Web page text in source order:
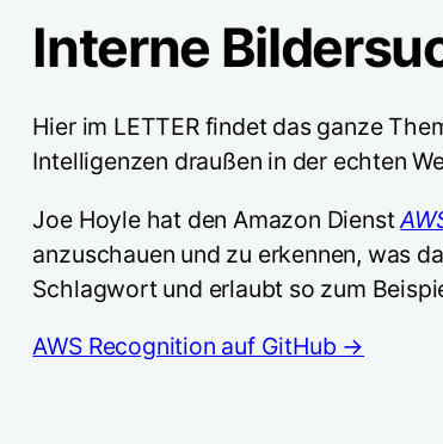
Interne
Hier im LETTER findet das ganze
Intelligenzen draußen in der echten
Joe Hoyle hat den Amazon Dienst
anzuschauen und zu erkennen, was
Schlagwort und erlaubt so zum
AWS Recognition auf GitHub →